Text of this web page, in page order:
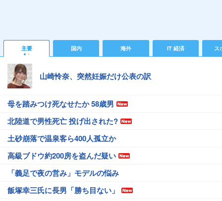
主要 国内 海外 IT 経済 ス
山崎怜奈、突然妊娠だけ公表の訳
母を踏みつけ死なせたか 58歳男
北陸道で男性死亡 投げ出された?
土砂崩落で温泉客ら400人孤立か
高級ブドウ約200房を盗んだ疑い
「義足で夜の営み」モデルの悩み
飯塚幸三氏に長男「勝ち目ない」